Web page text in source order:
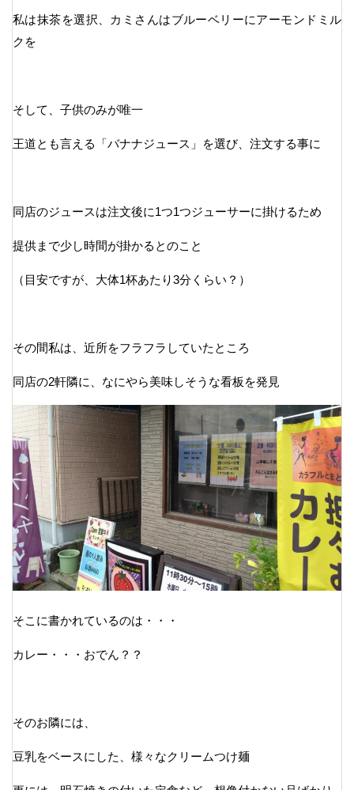
私は抹茶を選択、カミさんはブルーベリーにアーモンドミル
クを
そして、子供のみが唯一
王道とも言える「バナナジュース」を選び、注文する事に
同店のジュースは注文後に1つ1つジューサーに掛けるため
提供まで少し時間が掛かるとのこと
（目安ですが、大体1杯あたり3分くらい？）
その間私は、近所をフラフラしていたところ
同店の2軒隣に、なにやら美味しそうな看板を発見
そこに書かれているのは・・・
カレー・・・おでん？？
そのお隣には、
豆乳をベースにした、様々なクリームつけ麺